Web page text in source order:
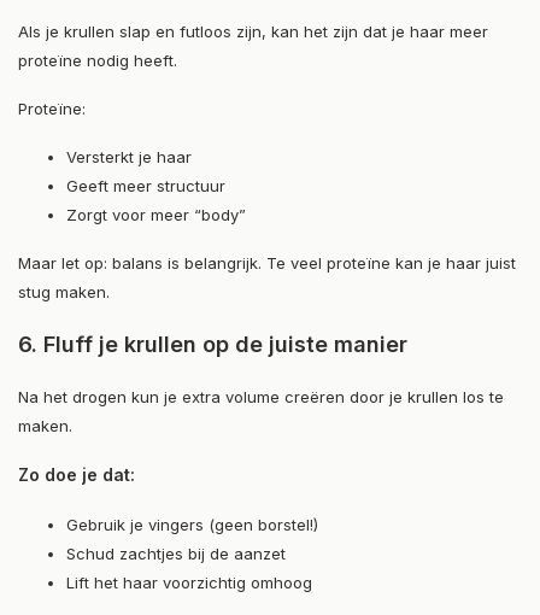
Als je krullen slap en futloos zijn, kan het zijn dat je haar meer
proteïne nodig heeft.
Proteïne:
Versterkt je haar
Geeft meer structuur
Zorgt voor meer “body”
Maar let op: balans is belangrijk. Te veel proteïne kan je haar juist
stug maken.
6. Fluff je krullen op de juiste manier
Na het drogen kun je extra volume creëren door je krullen los te
maken.
Zo doe je dat:
Gebruik je vingers (geen borstel!)
Schud zachtjes bij de aanzet
Lift het haar voorzichtig omhoog